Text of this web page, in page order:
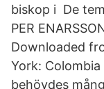
biskop i De
PER
Downloaded
York:
behövdes